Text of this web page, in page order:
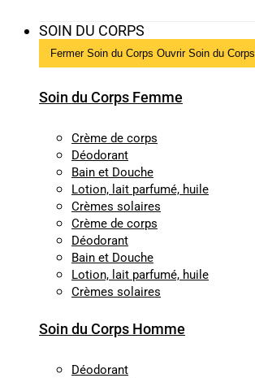
SOIN DU CORPS
Fermer Soin du Corps Ouvrir Soin du Corps
Soin du Corps Femme
Crème de corps
Déodorant
Bain et Douche
Lotion, lait parfumé, huile
Crèmes solaires
Crème de corps
Déodorant
Bain et Douche
Lotion, lait parfumé, huile
Crèmes solaires
Soin du Corps Homme
Déodorant